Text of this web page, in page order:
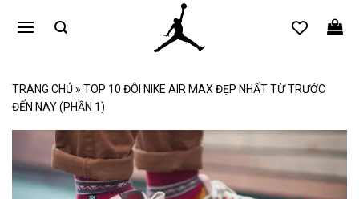
qua
TRANG CHỦ » TOP 10 ĐÔI NIKE AIR MAX ĐẸP NHẤT TỪ TRƯỚC
ĐẾN NAY (PHẦN 1)